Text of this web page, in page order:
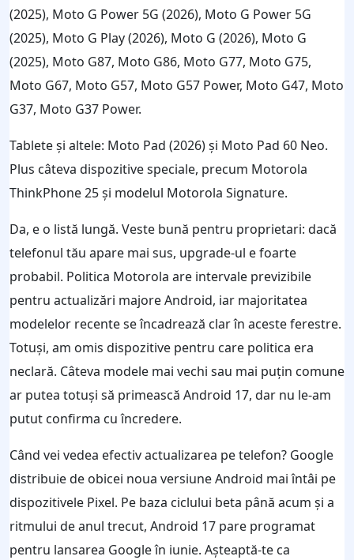
(2025), Moto G Power 5G (2026), Moto G Power 5G
(2025), Moto G Play (2026), Moto G (2026), Moto G
(2025), Moto G87, Moto G86, Moto G77, Moto G75,
Moto G67, Moto G57, Moto G57 Power, Moto G47, Moto
G37, Moto G37 Power.
Tablete și altele: Moto Pad (2026) și Moto Pad 60 Neo.
Plus câteva dispozitive speciale, precum Motorola
ThinkPhone 25 și modelul Motorola Signature.
Da, e o listă lungă. Veste bună pentru proprietari: dacă
telefonul tău apare mai sus, upgrade-ul e foarte
probabil. Politica Motorola are intervale previzibile
pentru actualizări majore Android, iar majoritatea
modelelor recente se încadrează clar în aceste ferestre.
Totuși, am omis dispozitive pentru care politica era
neclară. Câteva modele mai vechi sau mai puțin comune
ar putea totuși să primească Android 17, dar nu le-am
putut confirma cu încredere.
Când vei vedea efectiv actualizarea pe telefon? Google
distribuie de obicei noua versiune Android mai întâi pe
dispozitivele Pixel. Pe baza ciclului beta până acum și a
ritmului de anul trecut, Android 17 pare programat
pentru lansarea Google în iunie. Așteaptă-te ca